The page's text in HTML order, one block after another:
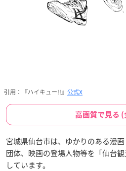
引用：『ハイキュー!!』 公式X
高画質で見る (
宮城県仙台市は、ゆかりのある漫
団体、映画の登場人物等を「仙台
しています。